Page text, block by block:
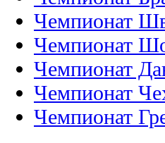
Чемпионат
Чемпионат
Чемпионат
Чемпионат
Чемпионат